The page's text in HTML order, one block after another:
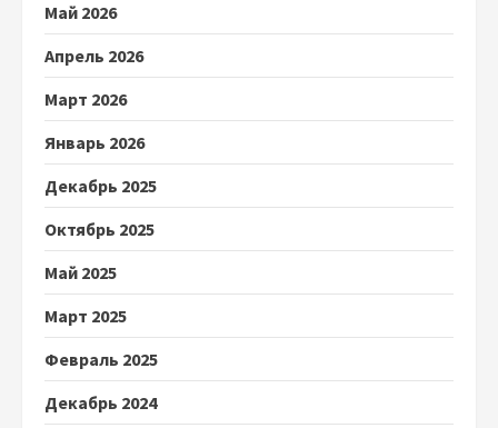
Май 2026
Апрель 2026
Март 2026
Январь 2026
Декабрь 2025
Октябрь 2025
Май 2025
Март 2025
Февраль 2025
Декабрь 2024